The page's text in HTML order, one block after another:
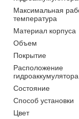
Максимальная
температура
Материал корпуса
Объем
Покрытие
Расположение
гидроаккумулятора
Состояние
Способ установки
Цвет